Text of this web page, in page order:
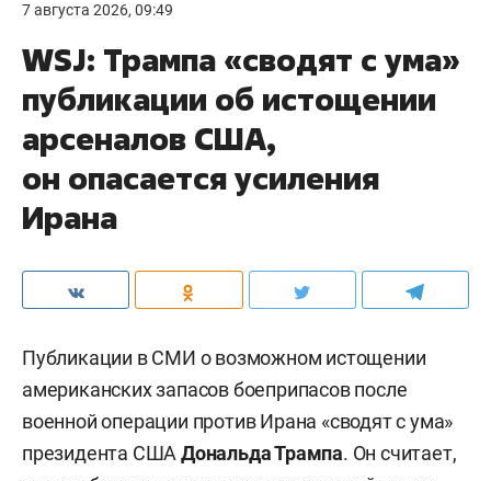
7 августа 2026, 09:49
WSJ: Трампа «сводят с ума»
публикации об истощении
арсеналов США,
он опасается усиления
Ирана
Публикации в СМИ о возможном истощении
американских запасов боеприпасов после
военной операции против Ирана «сводят с ума»
президента СШАДональда Трампа. Он считает,